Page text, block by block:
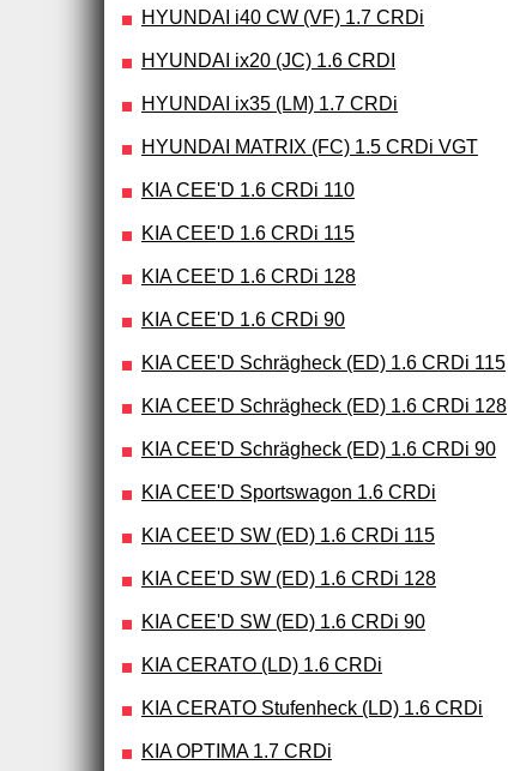
HYUNDAI i40 CW (VF) 1.7 CRDi
HYUNDAI ix20 (JC) 1.6 CRDI
HYUNDAI ix35 (LM) 1.7 CRDi
HYUNDAI MATRIX (FC) 1.5 CRDi VGT
KIA CEE'D 1.6 CRDi 110
KIA CEE'D 1.6 CRDi 115
KIA CEE'D 1.6 CRDi 128
KIA CEE'D 1.6 CRDi 90
KIA CEE'D Schrägheck (ED) 1.6 CRDi 115
KIA CEE'D Schrägheck (ED) 1.6 CRDi 128
KIA CEE'D Schrägheck (ED) 1.6 CRDi 90
KIA CEE'D Sportswagon 1.6 CRDi
KIA CEE'D SW (ED) 1.6 CRDi 115
KIA CEE'D SW (ED) 1.6 CRDi 128
KIA CEE'D SW (ED) 1.6 CRDi 90
KIA CERATO (LD) 1.6 CRDi
KIA CERATO Stufenheck (LD) 1.6 CRDi
KIA OPTIMA 1.7 CRDi